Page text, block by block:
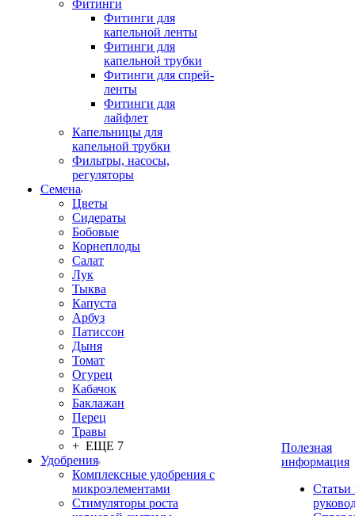
Фитинги
Фитинги для
капельной ленты
Фитинги для
капельной трубки
Фитинги для спрей-
ленты
Фитинги для
лайфлет
Капельницы для
капельной трубки
Фильтры, насосы,
регуляторы
Семена
Цветы
Сидераты
Бобовые
Корнеплоды
Салат
Лук
Тыква
Капуста
Арбуз
Патиссон
Дыня
Томат
Огурец
Кабачок
Баклажан
Перец
Травы
+ ЕЩЕ 7
Удобрения
Комплексные удобрения с
микроэлементами
Стимуляторы роста
Полезная
информация
Статьи